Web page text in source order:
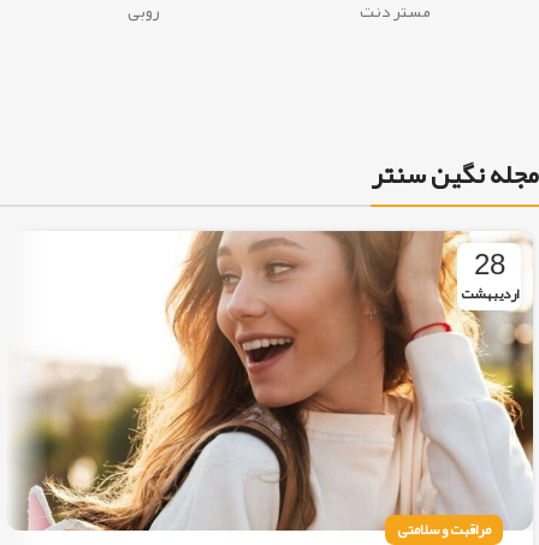
مستر دنت روبی
مجله نگین سنتر
28
اردیبهشت
مراقبت و سلامتی